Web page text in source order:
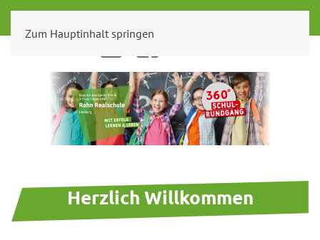
Zum Hauptinhalt springen
Herzlich Willkommen